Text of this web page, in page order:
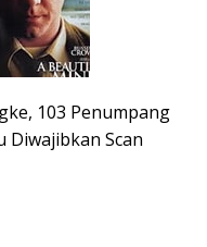
103 Penumpang
Diwajibkan Scan